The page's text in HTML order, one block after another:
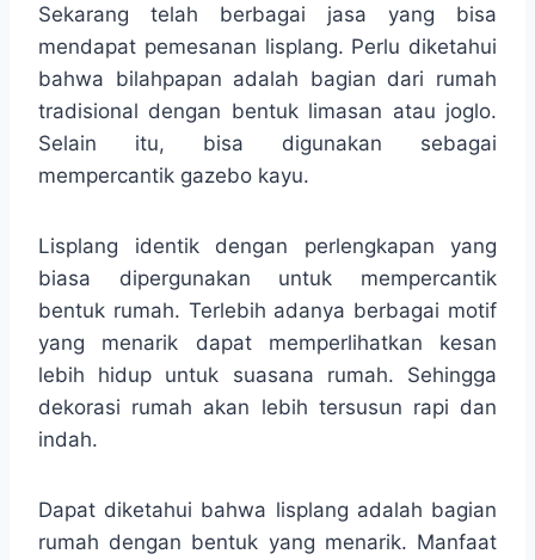
Sekarang telah berbagai jasa yang bisa
mendapat pemesanan lisplang. Perlu diketahui
bahwa bilahpapan adalah bagian dari rumah
tradisional dengan bentuk limasan atau joglo.
Selain itu, bisa digunakan sebagai
mempercantik gazebo kayu.
Lisplang identik dengan perlengkapan yang
biasa dipergunakan untuk mempercantik
bentuk rumah. Terlebih adanya berbagai motif
yang menarik dapat memperlihatkan kesan
lebih hidup untuk suasana rumah. Sehingga
dekorasi rumah akan lebih tersusun rapi dan
indah.
Dapat diketahui bahwa lisplang adalah bagian
rumah dengan bentuk yang menarik. Manfaat